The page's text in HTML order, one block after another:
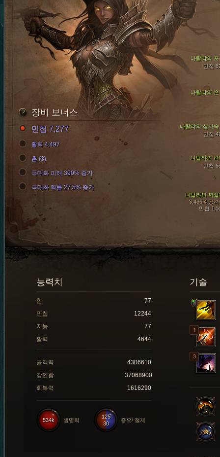
나탈랴의 포
민첩
나탈랴의 손
나탈랴의 각
민첩
나탈랴의 학살
3,436.4 공격
민첩
나탈랴의 심사숙
민첩
장비 보너스
민첩 7,277
활력 4,497
홈 (3)
극대화 피해 390% 증가
극대화 확률 27.5% 증가
기술
능력치
힘
77
민첩
12244
지능
77
활력
4644
공격력
4306610
강인함
37068900
회복력
1616290
125
30
증오/ 절제
534k 생명력